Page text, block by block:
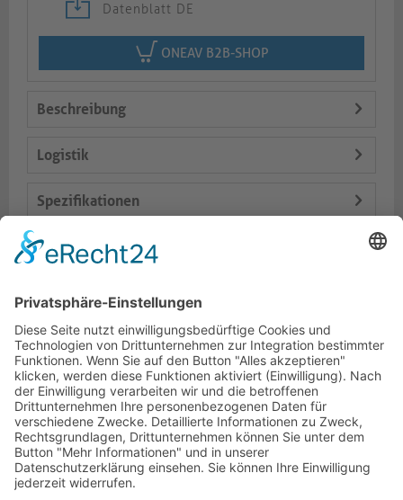
Datenblatt DE
ONEAV B2B-SHOP
Beschreibung
Logistik
Spezifikationen
Lieferumfang
Varianten
Dokumente
HOTLINE